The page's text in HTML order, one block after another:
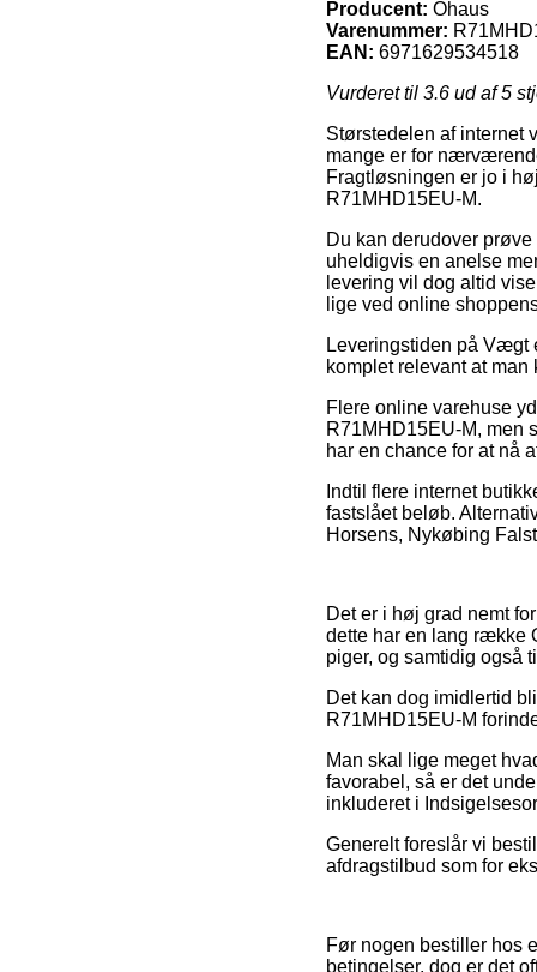
Producent: Ohaus
Varenummer:
EAN: 6971629534518
Vurderet til 3.6 ud af 5
Størstedelen af internet
mange er for
Fragtløsningen er jo i
R71MHD15EU-M.
Du kan derudover
uheldigvis en anelse
levering vil dog altid
lige ved online
Leveringstiden på Vægt
komplet relevant at
Flere online varehuse
R71MHD15EU-M, men
har en chance for at nå
Indtil flere internet
fastslået beløb.
Horsens, Nykøbing
Det er i høj grad nemt
dette har en lang række
piger, og samtidig også
Det kan dog imidlertid
R71MHD15EU-M
Man skal lige meget
favorabel, så er det
inkluderet i
Generelt foreslår vi
afdragstilbud som for
Før nogen bestiller hos
betingelser, dog er det